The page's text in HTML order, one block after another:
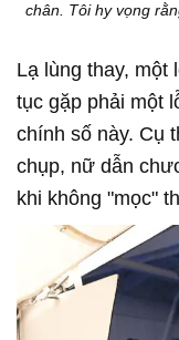
chân. Tôi hy vọng
Lạ lùng thay, một
tục gặp phải một
chính số này. Cụ
chụp, nữ dẫn
khi không "mọc"